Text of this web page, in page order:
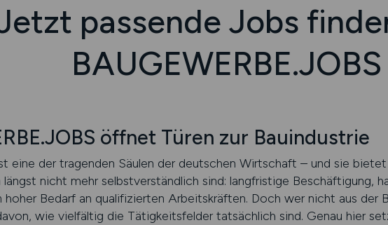
passende Jobs
BAUGEWERBE.JOBS
öffnet Türen zur Bauindustrie
eine der tragenden Säulen der deutschen Wirtschaft – und sie
längst nicht mehr selbstverständlich sind: langfristige Beschäftigung,
hoher Bedarf an qualifizierten Arbeitskräften. Doch wer nicht aus der
wie vielfältig die Tätigkeitsfelder tatsächlich sind. Genau hier